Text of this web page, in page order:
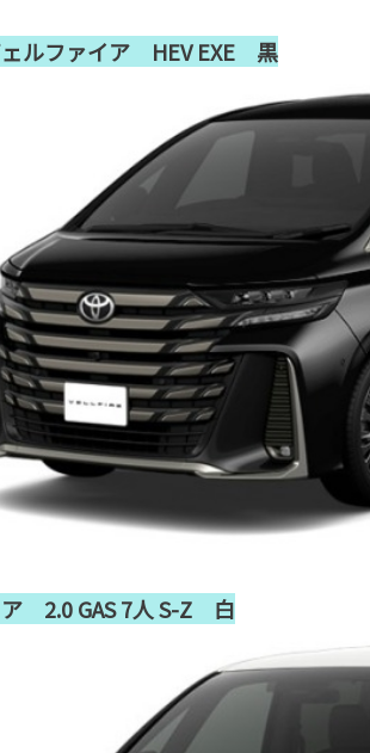
ルファイア HEV EXE 黒
2.0 GAS 7人 S-Z 白